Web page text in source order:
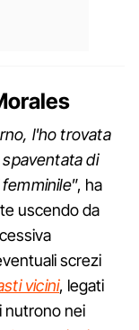
l'ho trovata
di
”, ha
uscendo da
screzi
vicini, legati
nutrono nei